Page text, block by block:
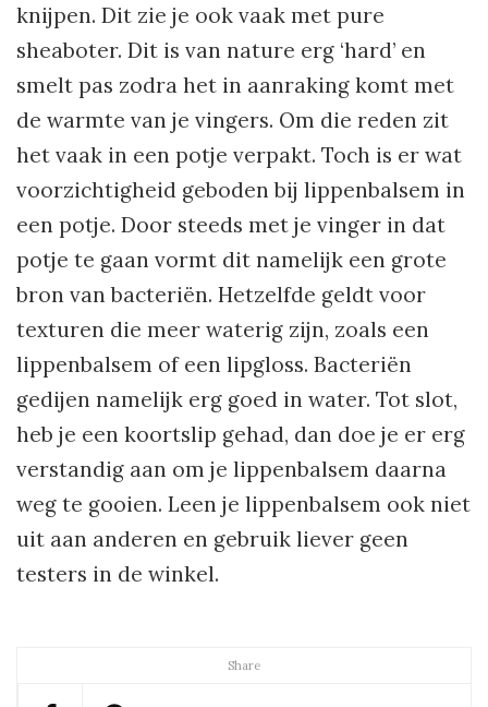
Share
knijpen. Dit zie je ook vaak met pure
sheaboter. Dit is van nature erg ‘hard’ en
smelt pas zodra het in aanraking komt met
de warmte van je vingers. Om die reden zit
het vaak in een potje verpakt. Toch is er wat
voorzichtigheid geboden bij lippenbalsem in
een potje. Door steeds met je vinger in dat
potje te gaan vormt dit namelijk een grote
bron van bacteriën. Hetzelfde geldt voor
texturen die meer waterig zijn, zoals een
lippenbalsem of een lipgloss. Bacteriën
gedijen namelijk erg goed in water. Tot slot,
heb je een koortslip gehad, dan doe je er erg
verstandig aan om je lippenbalsem daarna
weg te gooien. Leen je lippenbalsem ook niet
uit aan anderen en gebruik liever geen
testers in de winkel.